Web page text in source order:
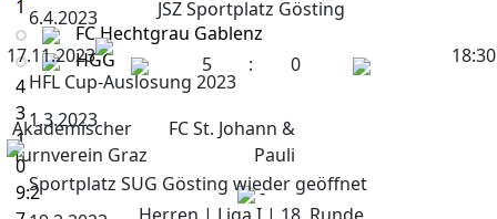
1
FC Hechtgrau Gablenz
HGG
4
3
1
0
9:2
JSZ Sportplatz Gösting
17.11.2023
18:30
5 : 0
Akademischer
Turnverein Graz
FC St. Johann &
Pauli
-
6.4.2023
HFL Cup-Auslosung 2023
1.3.2023
Sportplatz SUG Gösting wieder geöffnet